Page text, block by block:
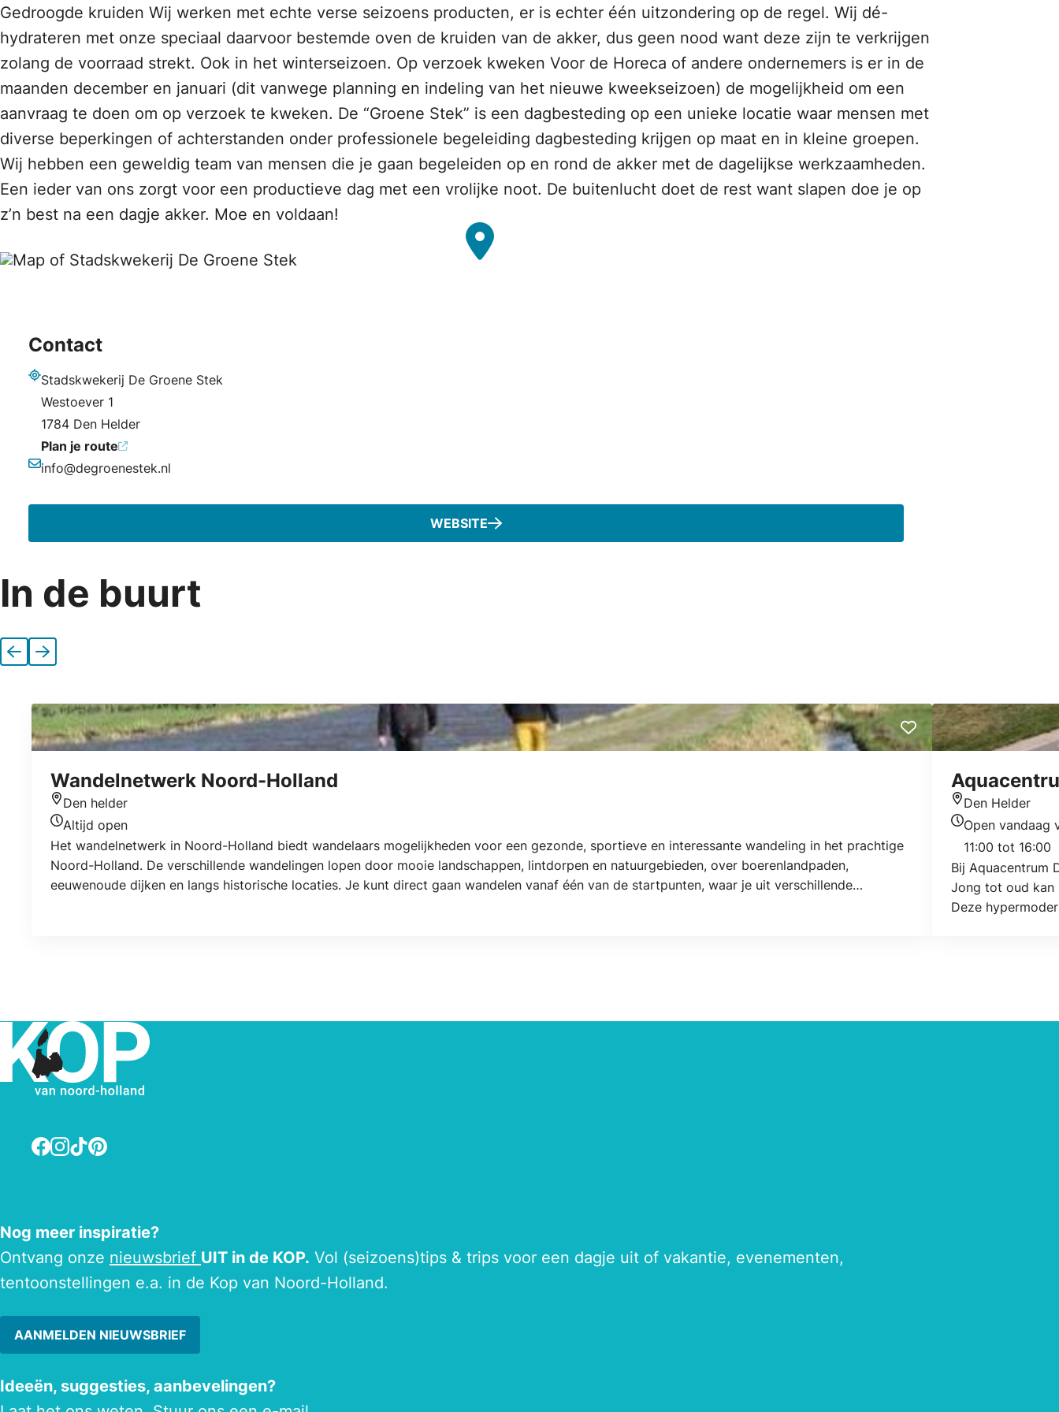
Gedroogde kruiden Wij werken met echte verse seizoens producten, er is echter één uitzondering op de regel. Wij dé-
hydrateren met onze speciaal daarvoor bestemde oven de kruiden van de akker, dus geen nood want deze zijn te verkrijgen
zolang de voorraad strekt. Ook in het winterseizoen. Op verzoek kweken Voor de Horeca of andere ondernemers is er in de
maanden december en januari (dit vanwege planning en indeling van het nieuwe kweekseizoen) de mogelijkheid om een
aanvraag te doen om op verzoek te kweken. De “Groene Stek” is een dagbesteding op een unieke locatie waar mensen met
diverse beperkingen of achterstanden onder professionele begeleiding dagbesteding krijgen op maat en in kleine groepen.
Wij hebben een geweldig team van mensen die je gaan begeleiden op en rond de akker met de dagelijkse werkzaamheden.
Een ieder van ons zorgt voor een productieve dag met een vrolijke noot. De buitenlucht doet de rest want slapen doe je op
z’n best na een dagje akker. Moe en voldaan!
Contact
Stadskwekerij De Groene Stek
Westoever 1
1784 Den Helder
Plan je route
E-mailadres
info@degroenestek.nl
WEBSITE
In de buurt
VorigeVolgende
Wandelnetwerk Noord-Holland
Locatie
Den helder
Openingstijden vandaag
Altijd open
Het wandelnetwerk in Noord-Holland biedt wandelaars mogelijkheden voor een gezonde, sportieve en interessante wandeling in het prachtige
Noord-Holland. De verschillende wandelingen lopen door mooie landschappen, lintdorpen en natuurgebieden, over boerenlandpaden,
eeuwenoude dijken en langs historische locaties. Je kunt direct gaan wandelen vanaf één van de startpunten, waar je uit verschillende
Locatie
Den Helder
Openingstijden
Open vandaag
11:00 tot 16:00
Bij Aquacentrum
Jong tot oud kan
Deze
Facebook
Instagram
TikTokPinterest
Nog meer inspiratie?
Ontvang onze nieuwsbrief UIT in de KOP. Vol (seizoens)tips & trips voor een dagje uit of vakantie, evenementen,
tentoonstellingen e.a. in de Kop van Noord-Holland.
AANMELDEN NIEUWSBRIEF
Ideeën, suggesties, aanbevelingen?